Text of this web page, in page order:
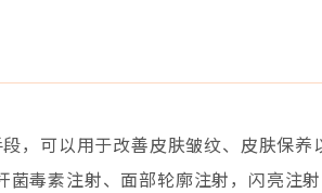
，可以用于改善皮肤皱纹、皮肤保
毒素注射、面部轮廓注射，闪亮注射